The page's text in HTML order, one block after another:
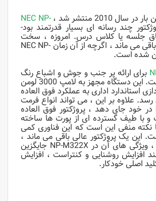
2010 منتشر شد ، NEC NP-
چند رسانه ای بسیار قدرتمند بود-
جلسه یا کلاس درس. امروزه ، سخت
افزار قدرتمندی باقی می ماند ، اگرچه از آن زمان NEC NP-
برای ارائه پر جنب و جوش و اشباع رنگ
ساخته شده است. این دستگاه مجهز به لامپ 3000 لومن
استاندارد اداری به عملکرد فوق العاده
علاوه بر این ، می تواند انواع فرمت
در خود جای دهد ، پروژکتور فوق العاده
با طیف گسترده ای از پورت ها ساخته
منفی این است که این فناوری کمی
این یک پروژکتور عالی باقی می ماند ،
اما با این وجود ، ویژگی های آن در NP-M322X جایگزین
افزایش روشنایی و کنتراست ، افزایش
اصلی خودکار.